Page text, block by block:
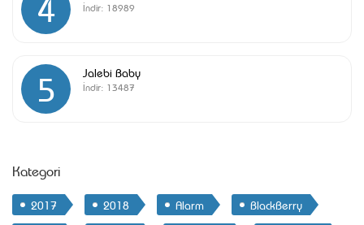
İndir: 18989
5 Jalebi Baby
İndir: 13487
Kategori
2017 2018 Alarm
BlackBerry